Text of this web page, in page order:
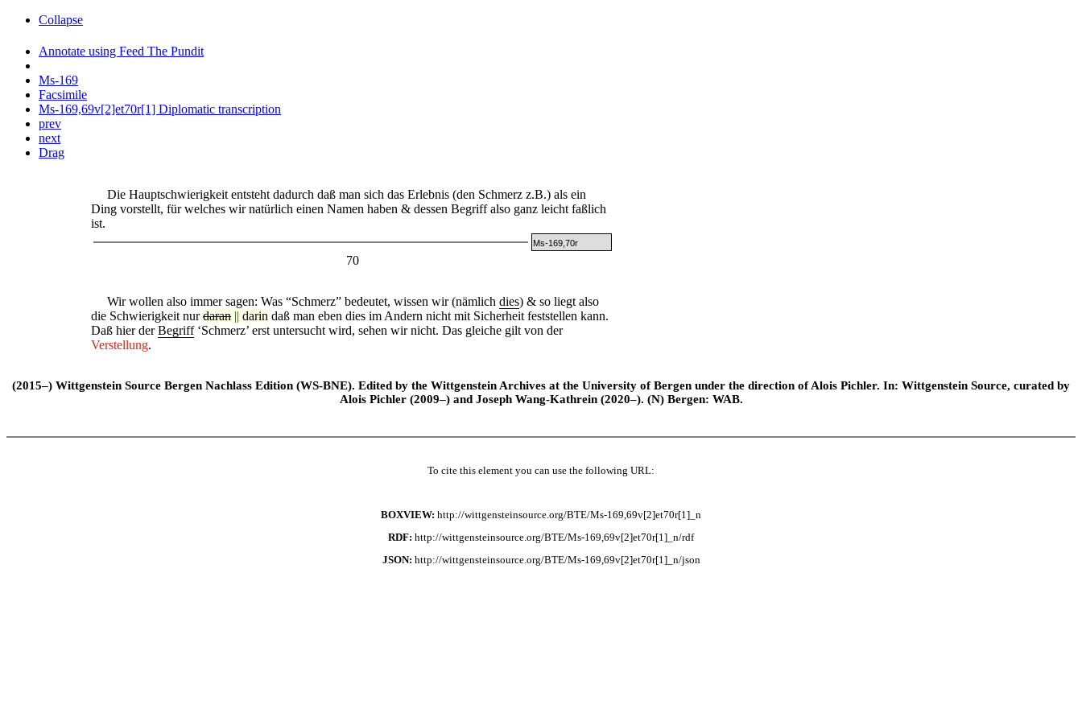
Collapse
Annotate using Feed The Pundit
Ms-169
Facsimile
Ms-169,69v[2]et70r[1] Diplomatic transcription
prev
next
Drag
Die Hauptschwierigkeit entsteht dadurch daß man sich das Erlebnis (den Schmerz z.B.) als ein
Ding vorstellt, für welches wir natürlich einen Namen haben & dessen Begriff also ganz leicht faßlich
ist.
Ms-169,70r
70
Wir wollen also immer sagen: Was “Schmerz” bedeutet, wissen wir (nämlich dies) & so liegt also
die Schwierigkeit nurdaran || darin daß man eben dies im Andern nicht mit Sicherheit feststellen kann.
Daß hier derBegriff‘Schmerz’ erst untersucht wird, sehen wir nicht. Das gleiche gilt von der
Verstellung.
(2015–) Wittgenstein Source Bergen Nachlass Edition (WS-BNE). Edited by the Wittgenstein Archives at the University of Bergen under the direction of Alois Pichler. In: Wittgenstein Source, curated by
Alois Pichler (2009–) and Joseph Wang-Kathrein (2020–). (N) Bergen: WAB.
To cite this element you can use the following URL:
BOXVIEW: http://wittgensteinsource.org/BTE/Ms-169,69v[2]et70r[1]_n
RDF: http://wittgensteinsource.org/BTE/Ms-169,69v[2]et70r[1]_n/rdf
JSON: http://wittgensteinsource.org/BTE/Ms-169,69v[2]et70r[1]_n/json